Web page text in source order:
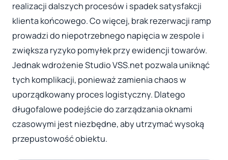
realizacji dalszych procesów i spadek satysfakcji
klienta końcowego. Co więcej, brak rezerwacji ramp
prowadzi do niepotrzebnego napięcia w zespole i
zwiększa ryzyko pomyłek przy ewidencji towarów.
Jednak wdrożenie Studio VSS.net pozwala uniknąć
tych komplikacji, ponieważ zamienia chaos w
uporządkowany proces logistyczny. Dlatego
długofalowe podejście do zarządzania oknami
czasowymi jest niezbędne, aby utrzymać wysoką
przepustowość obiektu.